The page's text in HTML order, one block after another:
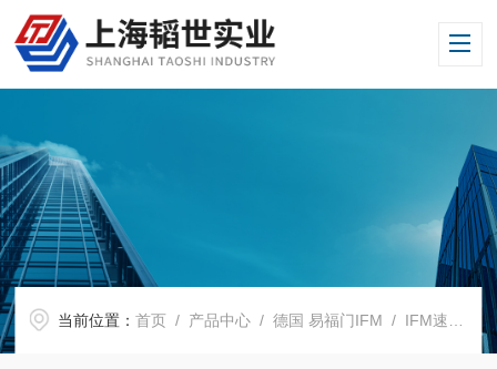
当前位置：首页 / 产品中心 /德国 易福门IFM / IFM速度传感器